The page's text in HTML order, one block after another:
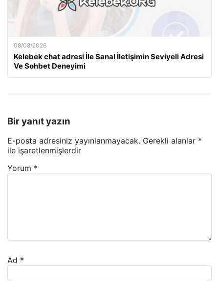
08/08/2026
Kelebek chat adresi İle Sanal İletişimin Seviyeli Adresi
Ve Sohbet Deneyimi
Bir yanıt yazın
E-posta adresiniz yayınlanmayacak. Gerekli alanlar *
ile işaretlenmişlerdir
Yorum *
Ad *